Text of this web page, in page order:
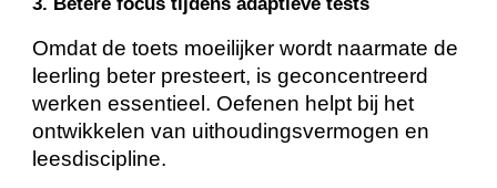
Omdat de toets moeilijker wordt naarmate de
leerling beter presteert, is geconcentreerd
werken essentieel. Oefenen helpt bij het
ontwikkelen van uithoudingsvermogen en
leesdiscipline.